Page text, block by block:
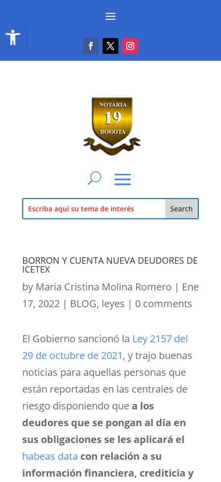
Abrir barra de herramientas
BORRON Y CUENTA NUEVA DEUDORES DE
ICETEX
by Maria Cristina Molina Romero | Ene
17, 2022| BLOG, leyes | 0 comments
El Gobierno sancionó la Ley 2157 del
29 de octubre de 2021, y trajo buenas
noticias para aquellas personas que
están reportadas en las centrales de
riesgo disponiendo que a los
deudores que se pongan al día en
sus obligaciones se les aplicará el
habeas data con relación a su
información financiera, crediticia y